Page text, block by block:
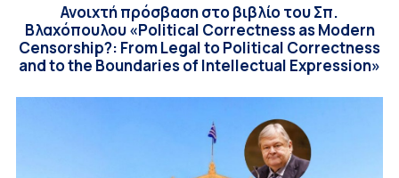
Ανοιχτή πρόσβαση στο βιβλίο του Σπ.
Βλαχόπουλου «Political Correctness as Modern
Censorship?: From Legal to Political Correctness
and to the Boundaries of Intellectual Expression»